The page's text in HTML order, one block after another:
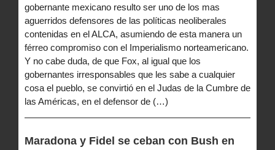
gobernante mexicano resulto ser uno de los mas
aguerridos defensores de las políticas neoliberales
contenidas en el ALCA, asumiendo de esta manera un
férreo compromiso con el Imperialismo norteamericano.
Y no cabe duda, de que Fox, al igual que los
gobernantes irresponsables que les sabe a cualquier
cosa el pueblo, se convirtió en el Judas de la Cumbre de
las Américas, en el defensor de (…)
Maradona y Fidel se ceban con Bush en